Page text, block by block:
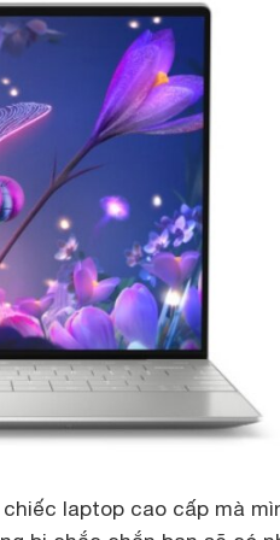
chiếc laptop cao cấp mà